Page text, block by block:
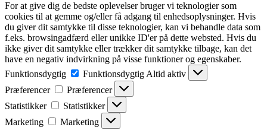
For at give dig de bedste oplevelser bruger vi teknologier som
cookies til at gemme og/eller få adgang til enhedsoplysninger. Hvis
du giver dit samtykke til disse teknologier, kan vi behandle data som
f.eks. browsingadfærd eller unikke ID'er på dette websted. Hvis du
ikke giver dit samtykke eller trækker dit samtykke tilbage, kan det
have en negativ indvirkning på visse funktioner og egenskaber.
Funktionsdygtig
Funktionsdygtig Altid aktiv
Præferencer
Præferencer
Statistikker
Statistikker
Marketing
Marketing